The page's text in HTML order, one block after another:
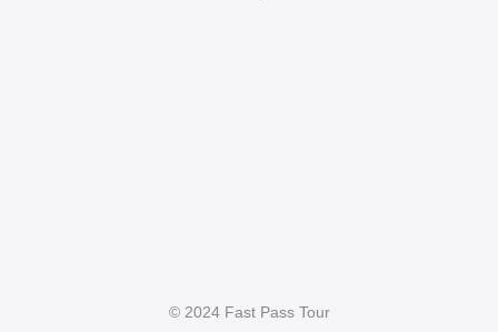
© 2024 Fast Pass Tour